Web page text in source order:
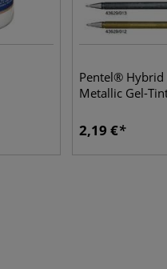
Pentel® Hybrid
Metallic Gel-
2,19 €